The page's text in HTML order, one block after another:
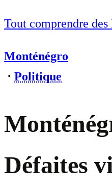
Tout comprendre des
Monténégro
⋅ Politique
Défaites